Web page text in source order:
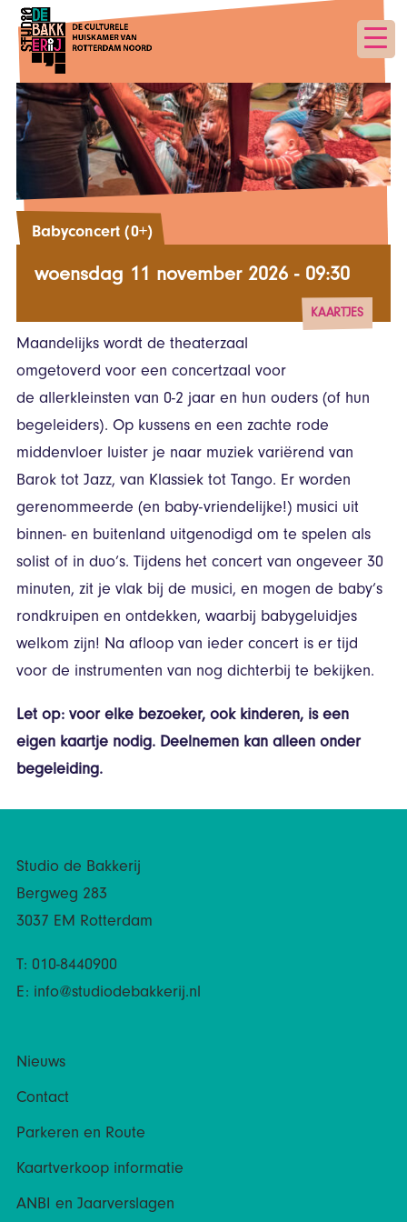
Babyconcert (0+)
woensdag 11 november 2026 - 09:30
KAARTJES
Maandelijks wordt de theaterzaal
omgetoverd voor een concertzaal voor
de allerkleinsten van 0-2 jaar en hun ouders (of hun
begeleiders). Op kussens en een zachte rode
middenvloer luister je naar muziek variërend van
Barok tot Jazz, van Klassiek tot Tango. Er worden
gerenommeerde (en baby-vriendelijke!) musici uit
binnen- en buitenland uitgenodigd om te spelen als
solist of in duo’s. Tijdens het concert van ongeveer 30
minuten, zit je vlak bij de musici, en mogen de baby’s
rondkruipen en ontdekken, waarbij babygeluidjes
welkom zijn! Na afloop van ieder concert is er tijd
voor de instrumenten van nog dichterbij te bekijken.
Let op: voor elke bezoeker, ook kinderen, is een
eigen kaartje nodig. Deelnemen kan alleen onder
begeleiding.
Studio de Bakkerij
Bergweg 283
3037 EM Rotterdam
T: 010-8440900
E: info@studiodebakkerij.nl
Nieuws
Contact
Parkeren en Route
Kaartverkoop informatie
ANBI en Jaarverslagen